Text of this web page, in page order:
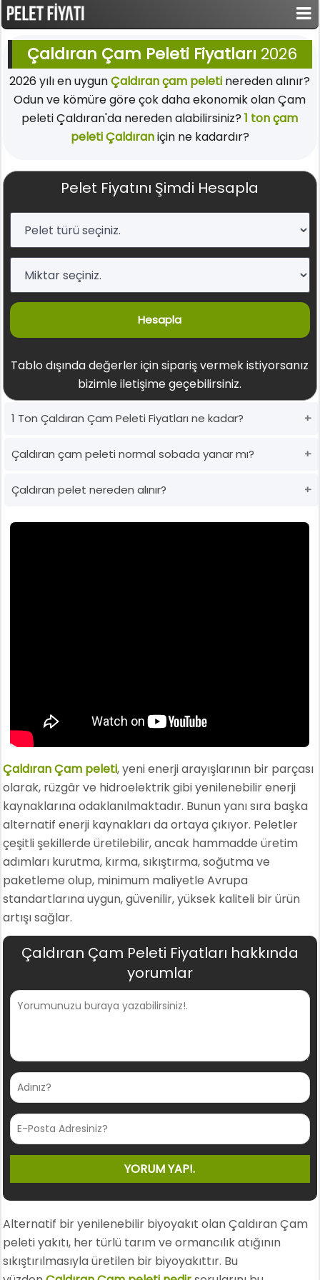
Çaldıran Çam Peleti Fiyatları 2026
2026 yılı en uygunÇaldıran çam peleti nereden alınır?
Odun ve kömüre göre çok daha ekonomik olan Çam
peleti Çaldıran'da nereden alabilirsiniz?1 ton çam
peleti Çaldıraniçin ne kadardır?
Pelet Fiyatını Şimdi Hesapla
Hesapla
Tablo dışında değerler için sipariş vermek istiyorsanız
bizimle iletişime geçebilirsiniz.
1 Ton Çaldıran Çam Peleti Fiyatları ne kadar?
Çaldıran çam peleti normal sobada yanar mı?
Çaldıran pelet nereden alınır?
Çaldıran Çam peleti, yeni enerji arayışlarının bir parçası
olarak, rüzgâr ve hidroelektrik gibi yenilenebilir enerji
kaynaklarına odaklanılmaktadır. Bunun yanı sıra başka
alternatif enerji kaynakları da ortaya çıkıyor. Peletler
çeşitli şekillerde üretilebilir, ancak hammadde üretim
adımları kurutma, kırma, sıkıştırma, soğutma ve
paketleme olup, minimum maliyetle Avrupa
standartlarına uygun, güvenilir, yüksek kaliteli bir ürün
artışı sağlar.
Çaldıran Çam Peleti Fiyatları hakkında
yorumlar
Alternatif bir yenilenebilir biyoyakıt olan Çaldıran Çam
peleti yakıtı, her türlü tarım ve ormancılık atığının
sıkıştırılmasıyla üretilen bir biyoyakıttır. Bu